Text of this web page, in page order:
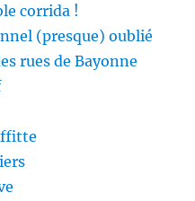
corrida !
(presque) oublié
rues de Bayonne